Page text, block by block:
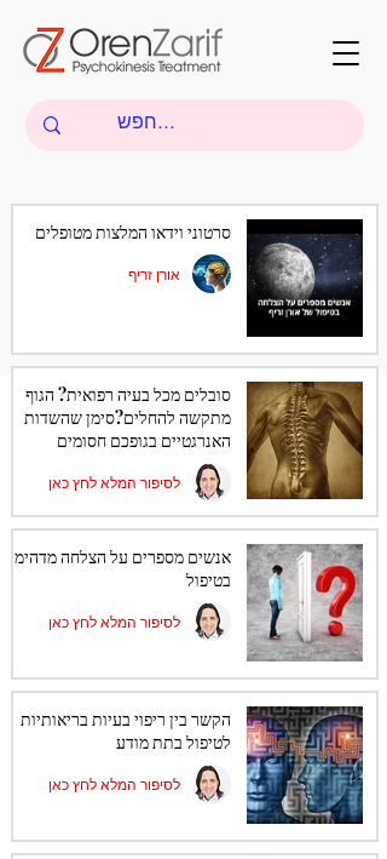
סרטוני וידאו המלצות מטופלים
אורן זריף
סובלים מכל בעיה רפואית? הגוף
מתקשה להחלים?סימן שהשדות
האנרגטיים בגופכם חסומים
לסיפור המלא לחץ כאן
אנשים מספרים על הצלחה מדהימה
בטיפול
לסיפור המלא לחץ כאן
הקשר בין ריפוי בעיות בריאותיות
לטיפול בתת מודע
לסיפור המלא לחץ כאן